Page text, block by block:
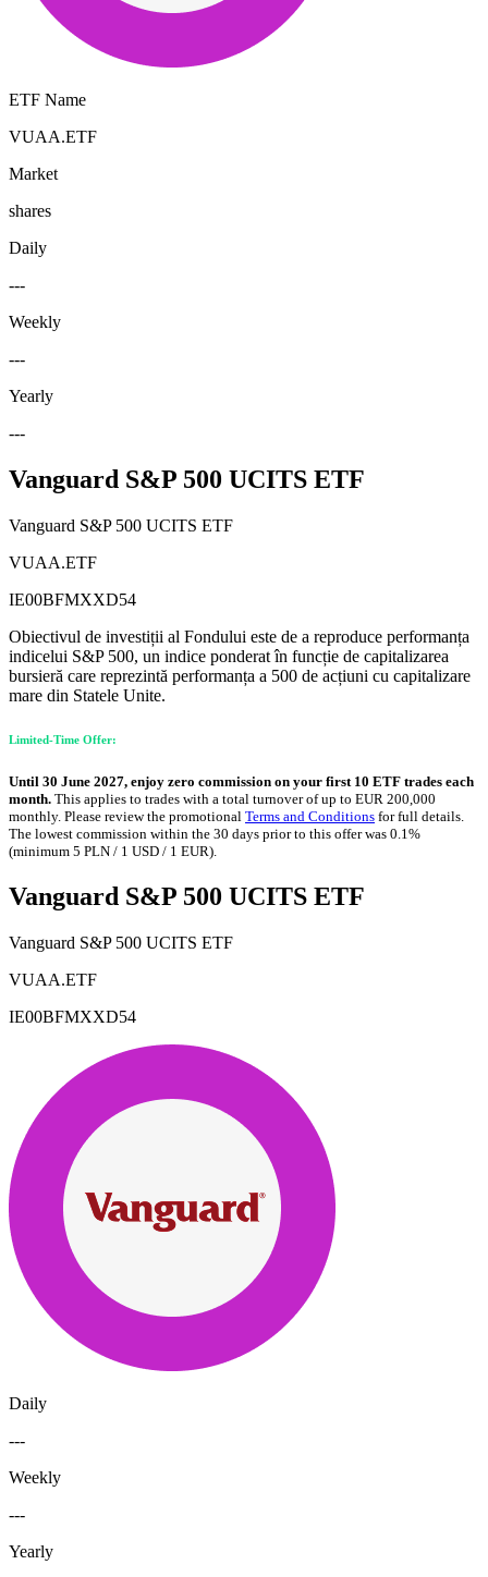
ETF Name
VUAA.ETF
Market
shares
Daily
---
Weekly
---
Yearly
---
Vanguard S&P 500 UCITS ETF
Vanguard S&P 500 UCITS ETF
VUAA.ETF
IE00BFMXXD54
Obiectivul de investiții al Fondului este de a reproduce performanța
indicelui S&P 500, un indice ponderat în funcție de capitalizarea
bursieră care reprezintă performanța a 500 de acțiuni cu capitalizare
mare din Statele Unite.
Limited-Time Offer:
Until 30 June 2027, enjoy zero commission on your first 10 ETF trades each
month. This applies to trades with a total turnover of up to EUR 200,000
monthly. Please review the promotional Terms and Conditions for full details.
The lowest commission within the 30 days prior to this offer was 0.1%
(minimum 5 PLN / 1 USD / 1 EUR).
Vanguard S&P 500 UCITS ETF
Vanguard S&P 500 UCITS ETF
VUAA.ETF
IE00BFMXXD54
Daily
---
Weekly
---
Yearly